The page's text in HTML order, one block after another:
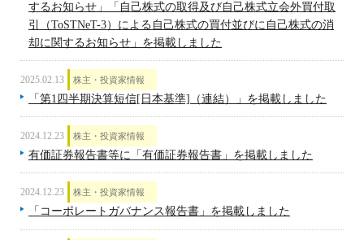
するお知らせ」「自己株式の取得及び自己株式立会外買付取
引（ToSTNeT-3）による自己株式の買付並びに自己株式の消
却に関するお知らせ」を掲載しました
2025.02.13 株主・投資家情報
「第1四半期決算短信[日本基準]（連結）」を掲載しました
2024.12.23 株主・投資家情報
有価証券報告書等に「有価証券報告書」を掲載しました
2024.12.23 株主・投資家情報
「コーポレートガバナンス報告書」を掲載しました